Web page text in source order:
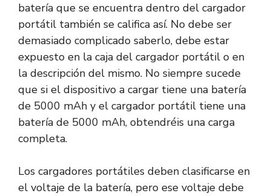
batería que se encuentra dentro del cargador
portátil también se califica así. No debe ser
demasiado complicado saberlo, debe estar
expuesto en la caja del cargador portátil o en
la descripción del mismo. No siempre sucede
que si el dispositivo a cargar tiene una batería
de 5000 mAh y el cargador portátil tiene una
batería de 5000 mAh, obtendréis una carga
completa.
Los cargadores portátiles deben clasificarse en
el voltaje de la batería, pero ese voltaje debe